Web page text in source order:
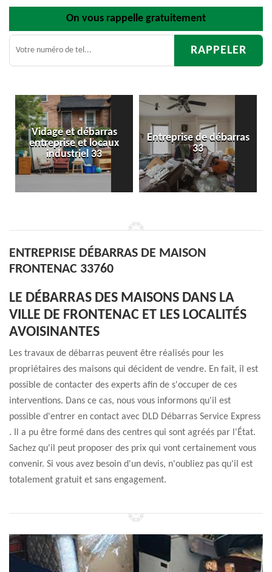
On vous rappelle gratuitement
Entreprise de débarras
33
Débarras
d'appartement 33
ENTREPRISE DÉBARRAS DE MAISON
FRONTENAC 33760
LE DÉBARRAS DES MAISONS DANS LA
VILLE DE FRONTENAC ET LES LOCALITÉS
AVOISINANTES
Les travaux de débarras peuvent être réalisés pour les
propriétaires des maisons qui décident de vendre. En fait, il est
possible de contacter des experts afin de s'occuper de ces
interventions. Dans ce cas, nous vous informons qu'il est
possible d'entrer en contact avec DLD Débarras Service Express
. Il a pu être formé dans des centres qui sont agréés par l'État.
Sachez qu'il peut proposer des prix qui vont certainement vous
convenir. Si vous avez besoin d'un devis, n'oubliez pas qu'il est
totalement gratuit et sans engagement.